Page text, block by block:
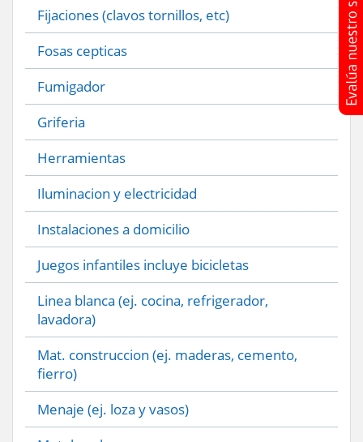
Fijaciones (clavos tornillos, etc)
Fosas cepticas
Fumigador
Griferia
Herramientas
Iluminacion y electricidad
Instalaciones a domicilio
Juegos infantiles incluye bicicletas
Linea blanca (ej. cocina, refrigerador,
lavadora)
Mat. construccion (ej. maderas, cemento,
fierro)
Menaje (ej. loza y vasos)